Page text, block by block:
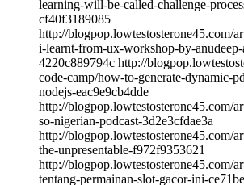
learning-will-be-called-challenge-
cf40f3189085
http://blogpop.lowtestosterone45.com/
i-learnt-from-ux-workshop-by-
4220c889794c http://
code-camp/how-to-generate-dynamic-
nodejs-eac9e9cb4dde
http://blogpop.lowtestosterone45.com/
so-nigerian-podcast-3d2e3cfdae3a
http://blogpop.lowtestosterone45.com/
the-unpresentable-f972f9353621
http://blogpop.lowtestosterone45.com/
tentang-permainan-slot-gacor-ini-